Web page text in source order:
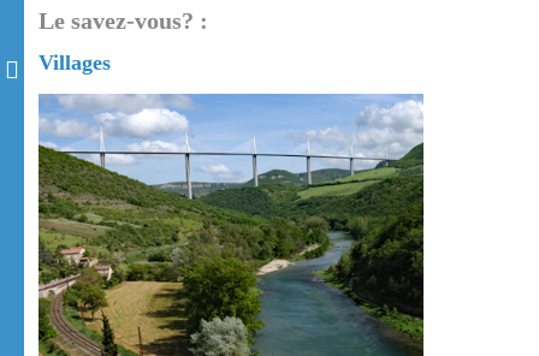
Le savez-vous? :
Villages